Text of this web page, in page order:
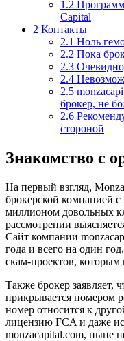
1.2
Capital
2 Контакты
2.1 Ноль
2.2 Пока
2.3
2.4
2.5
брокер, не
2.6
стороной
Знакомство с
На первый взгляд,
брокерской компанией
миллионом довольных
рассмотрении
Сайт компании
года и всего на один
скам‑проектов, которым
Также брокер заявляет,
прикрывается номером
номер относится к
лицензию FCA и даже
monzacapital.com, ныне